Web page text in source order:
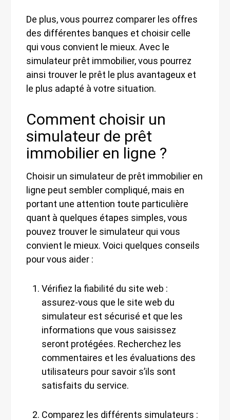
De plus, vous pourrez comparer les offres
des différentes banques et choisir celle
qui vous convient le mieux. Avec le
simulateur prêt immobilier, vous pourrez
ainsi trouver le prêt le plus avantageux et
le plus adapté à votre situation.
Comment choisir un
simulateur de prêt
immobilier en ligne ?
Choisir un simulateur de prêt immobilier en
ligne peut sembler compliqué, mais en
portant une attention toute particulière
quant à quelques étapes simples, vous
pouvez trouver le simulateur qui vous
convient le mieux. Voici quelques conseils
pour vous aider :
Vérifiez la fiabilité du site web :
assurez-vous que le site web du
simulateur est sécurisé et que les
informations que vous saisissez
seront protégées. Recherchez les
commentaires et les évaluations des
utilisateurs pour savoir s’ils sont
satisfaits du service.
Comparez les différents simulateurs :